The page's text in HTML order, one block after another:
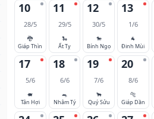
10
28/5
🐉
Giáp Thìn
11
29/5
🐍
Ất Tỵ
12
30/5
🐎
Bính Ngọ
13
1/6
🐐
Đinh Mùi
17
5/6
🐖
Tân Hợi
18
6/6
🐀
Nhâm Tý
19
7/6
🐂
Quý Sửu
20
8/6
🐅
Giáp Dần